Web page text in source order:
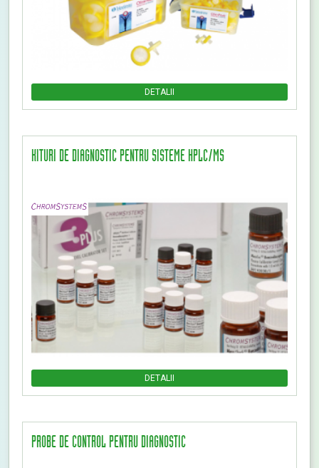
DETALII
KITURI DE DIAGNOSTIC PENTRU SISTEME HPLC/MS
DETALII
PROBE DE CONTROL PENTRU DIAGNOSTIC